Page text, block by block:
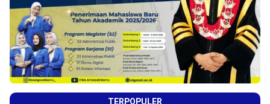
TERPOPULER